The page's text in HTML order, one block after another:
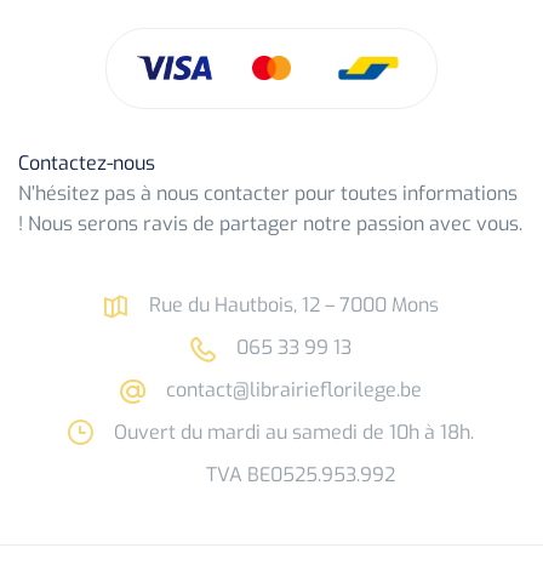
Contactez-nous
N’hésitez pas à nous contacter pour toutes informations
! Nous serons ravis de partager notre passion avec vous.
Rue du Hautbois, 12 – 7000 Mons
065 33 99 13
contact@librairieflorilege.be
Ouvert du mardi au samedi de 10h à 18h.
TVA BE0525.953.992